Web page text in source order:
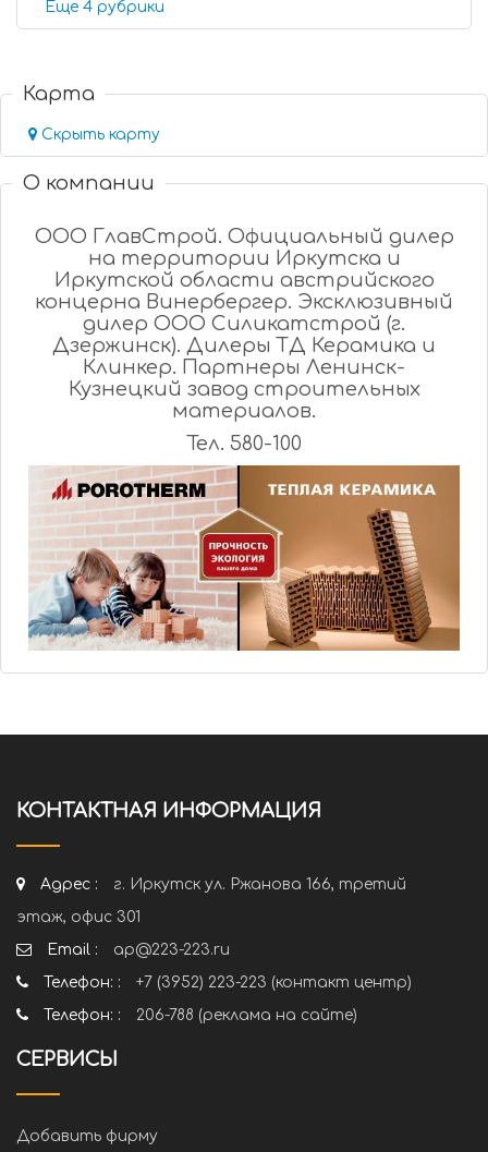
Еще 4 рубрики
Карта
Скрыть карту
О компании
ООО ГлавСтрой. Официальный дилер
на территории Иркутска и
Иркутской области австрийского
концерна Винербергер. Эксклюзивный
дилер ООО Силикатстрой (г.
Дзержинск). Дилеры ТД Керамика и
Клинкер. Партнеры Ленинск-
Кузнецкий завод строительных
материалов.
Тел. 580-100
КОНТАКТНАЯ ИНФОРМАЦИЯ
Адрес :
г. Иркутск ул. Ржанова 166, третий
этаж, офис 301
Email :
ap@223-223.ru
Телефон: :
+7 (3952) 223-223 (контакт центр)
Телефон: :
206-788 (реклама на сайте)
СЕРВИСЫ
Добавить фирму